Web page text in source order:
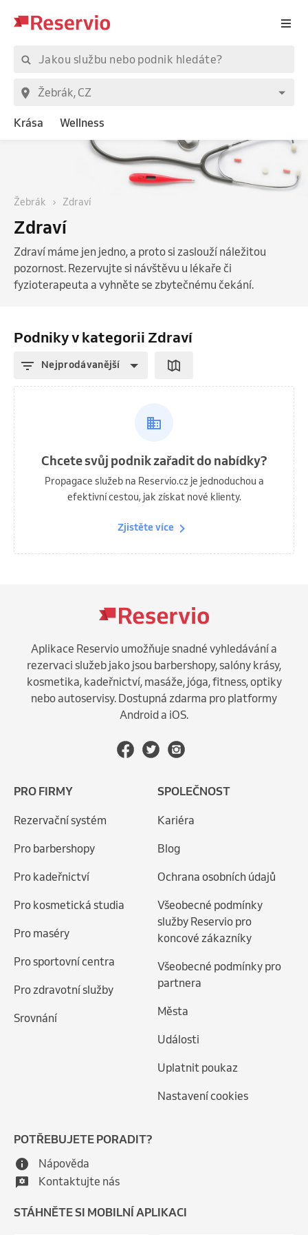
Krása Wellness
Žebrák Zdraví
Zdraví
Zdraví máme jen jedno, a proto si zaslouží náležitou
pozornost. Rezervujte si návštěvu u lékaře či
fyzioterapeuta a vyhněte se zbytečnému čekání.
Podniky v kategorii Zdraví
Nejprodávanější
Chcete svůj podnik zařadit do nabídky?
Propagace služeb na Reservio.cz je jednoduchou a
efektivní cestou, jak získat nové klienty.
Zjistěte více
Aplikace Reservio umožňuje snadné vyhledávání a
rezervaci služeb jako jsou barbershopy, salóny krásy,
kosmetika, kadeřnictví, masáže, jóga, fitness, optiky
nebo autoservisy. Dostupná zdarma pro platformy
Android a iOS.
PRO FIRMY
Rezervační systém
Pro barbershopy
Pro kadeřnictví
Pro kosmetická studia
Pro maséry
Pro sportovní centra
Pro zdravotní služby
Srovnání
SPOLEČNOST
Kariéra
Blog
Ochrana osobních údajů
Všeobecné podmínky
služby Reservio pro
koncové zákazníky
Všeobecné podmínky pro
partnera
Města
Události
Uplatnit poukaz
Nastavení cookies
POTŘEBUJETE PORADIT?
Nápověda
Kontaktujte nás
STÁHNĚTE SI MOBILNÍ APLIKACI